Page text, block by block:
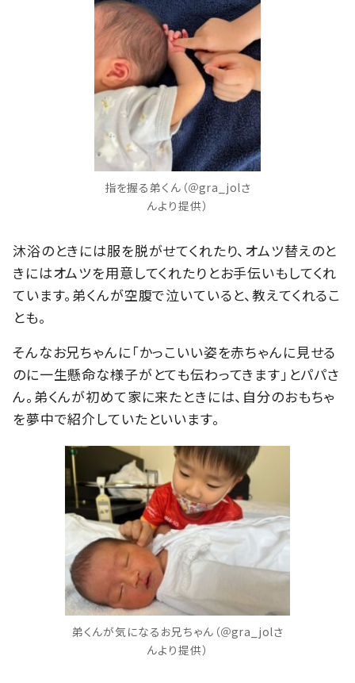
指を握る弟くん（＠gra_jolさ
んより提供）
沐浴のときには服を脱がせてくれたり、オムツ替えのと
きにはオムツを用意してくれたりとお手伝いもしてくれ
ています。弟くんが空腹で泣いていると、教えてくれるこ
とも。
そんなお兄ちゃんに「かっこいい姿を赤ちゃんに見せる
のに一生懸命な様子がとても伝わってきます」とパパさ
ん。弟くんが初めて家に来たときには、自分のおもちゃ
を夢中で紹介していたといいます。
弟くんが気になるお兄ちゃん（＠gra_jolさ
んより提供）